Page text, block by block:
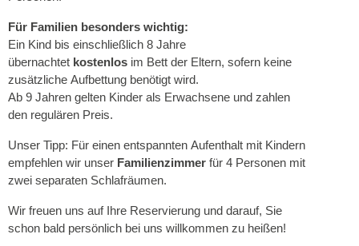
Für Familien besonders wichtig:
Ein Kind bis einschließlich 8 Jahre
übernachtet kostenlos im Bett der Eltern, sofern keine
zusätzliche Aufbettung benötigt wird.
Ab 9 Jahren gelten Kinder als Erwachsene und zahlen
den regulären Preis.
Unser Tipp: Für einen entspannten Aufenthalt mit Kindern
empfehlen wir unser Familienzimmer für 4 Personen mit
zwei separaten Schlafräumen.
Wir freuen uns auf Ihre Reservierung und darauf, Sie
schon bald persönlich bei uns willkommen zu heißen!